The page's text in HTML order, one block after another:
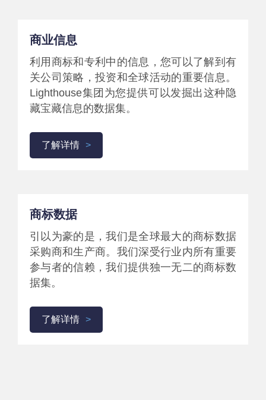
商业信息
利用商标和专利中的信息，您可以了解到有
关公司策略，投资和全球活动的重要信息。
Lighthouse集团为您提供可以发掘出这种隐
藏宝藏信息的数据集。
了解详情
商标数据
引以为豪的是，我们是全球最大的商标数据
采购商和生产商。我们深受行业内所有重要
参与者的信赖，我们提供独一无二的商标数
据集。
了解详情